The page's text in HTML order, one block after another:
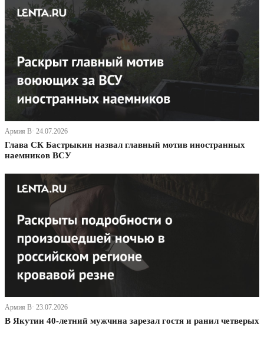
Армия В· 24.07.2026
Глава СК Бастрыкин назвал главный мотив иностранных
наемников ВСУ
Армия В· 23.07.2026
В Якутии 40-летний мужчина зарезал гостя и ранил четверых